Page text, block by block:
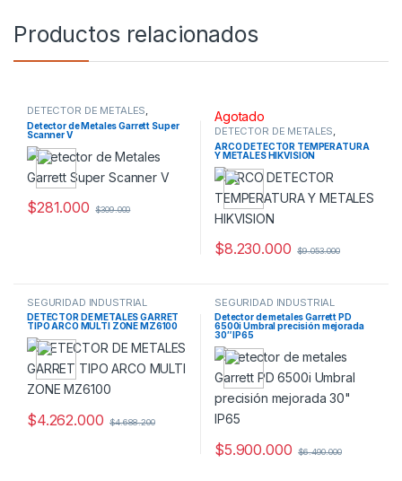
Productos relacionados
DETECTOR DE METALES,
SEGURIDAD INDUSTRIAL
Detector de Metales Garrett Super
Scanner V
$281.000 $309.000
Agotado
DETECTOR DE METALES,
SEGURIDAD INDUSTRIAL
ARCO DETECTOR TEMPERATURA
Y METALES HIKVISION
$8.230.000 $9.053.000
SEGURIDAD INDUSTRIAL
DETECTOR DE METALES GARRET
TIPO ARCO MULTI ZONE MZ6100
$4.262.000 $4.688.200
SEGURIDAD INDUSTRIAL
Detector de metales Garrett PD
6500i Umbral precisión mejorada
30″ IP65
$5.900.000 $6.490.000